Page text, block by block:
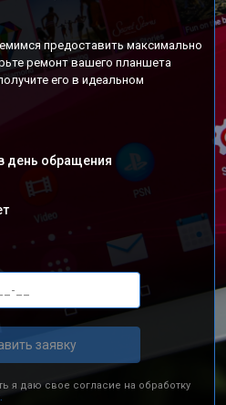
предоставить максимально
ремонт вашего планшета
его в идеальном
день обращения
заявку
я даю свое согласие на обработку